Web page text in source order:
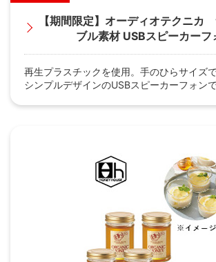
【期間限定】オーディオテクニカ
ブル素材 USBスピーカーフ
再生プラスチックを使用。手のひらサイズ
シンプルデザインのUSBスピーカーフォンで